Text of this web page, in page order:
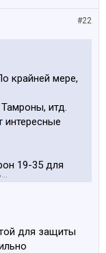
#22
крайней мере,
итд.
интересные
19-35 для
для защиты